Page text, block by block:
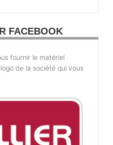
FACEBOOK
fournir le matériel
de la société qui vous